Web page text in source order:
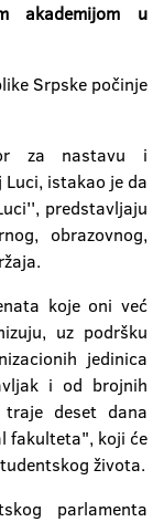
akademijom u
Srpske počinje
za nastavu i
istakao je da
predstavljaju
obrazovnog,
koje oni već
uz podršku
jedinica
i od brojnih
deset dana
fakulteta", koji će
života.
parlamenta